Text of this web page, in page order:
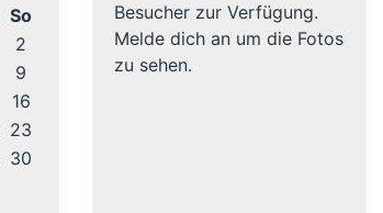
So
2
9
16
23
30
Besucher zur Verfügung.
Melde dich an um die Fotos
zu sehen.